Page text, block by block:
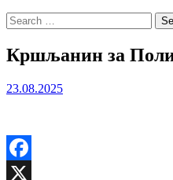
Search
for:
Кршљанин за
23.08.2025
Facebook